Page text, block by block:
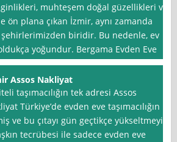
muhteşem doğal güzellikleri ve
ön plana çıkan İzmir, aynı zamanda
biridir. Bu nedenle, ev
yoğundur. Bergama Evden Eve
Assos Nakliyat
taşımacılığın tek adresi Assos
Türkiye’de evden eve taşımacılığın
ve bu çıtayı gün geçtikçe yükseltmeyi
tecrübesi ile sadece evden eve